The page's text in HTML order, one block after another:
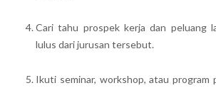
Cari tahu prospek kerja dan peluang
lulus dari jurusan tersebut.
Ikuti seminar, workshop, atau program